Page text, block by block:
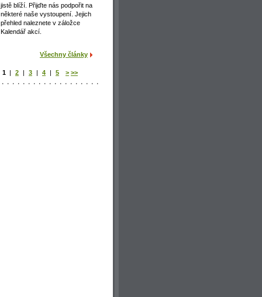
jistě blíží. Přijďte nás podpořit na
některé naše vystoupení. Jejich
přehled naleznete v záložce
Kalendář akcí.
Všechny články
1 | 2 | 3 | 4 | 5 > >>